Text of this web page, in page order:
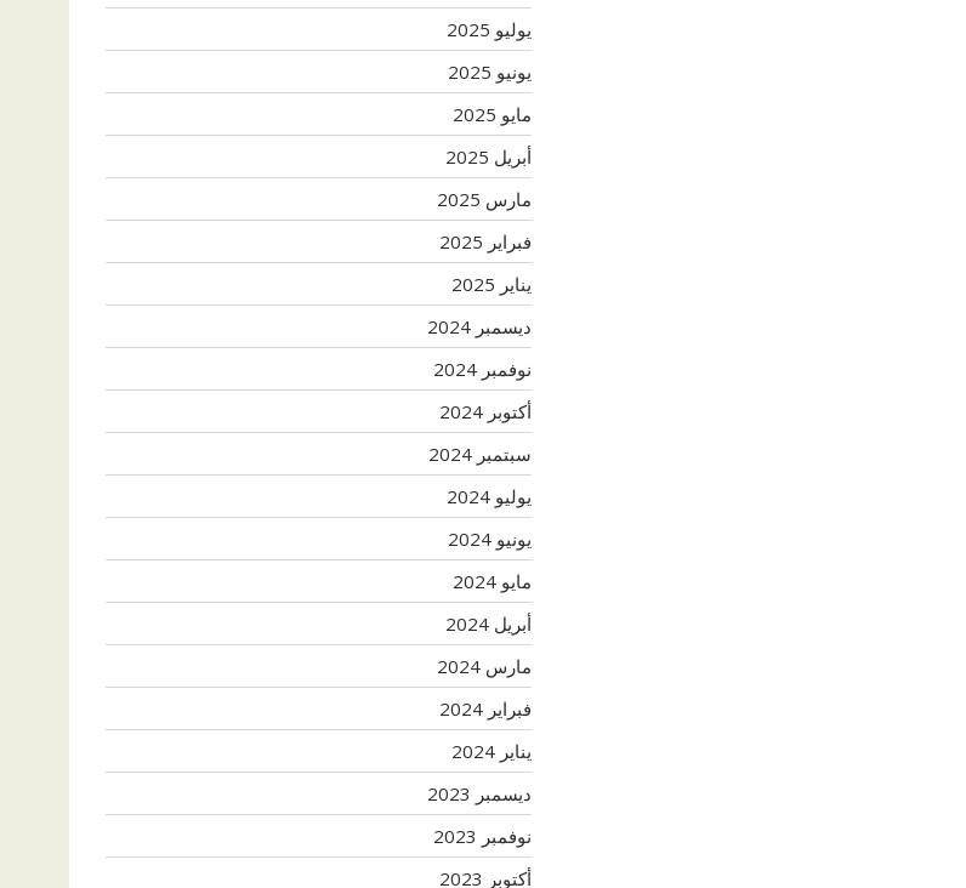
يوليو 2025
يونيو 2025
مايو 2025
أبريل 2025
مارس 2025
فبراير 2025
يناير 2025
ديسمبر 2024
نوفمبر 2024
أكتوبر 2024
سبتمبر 2024
يوليو 2024
يونيو 2024
مايو 2024
أبريل 2024
مارس 2024
فبراير 2024
يناير 2024
ديسمبر 2023
نوفمبر 2023
أكتوبر 2023